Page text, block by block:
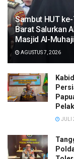
Sambut HUT
Barat Salurkan
Masjid Al-
AGUSTUS 7, 2026
JULI